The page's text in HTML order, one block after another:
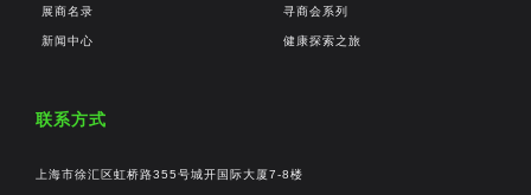
展商名录
新闻中心
寻商会系列
健康探索之旅
联系方式
上海市徐汇区虹桥路355号城开国际大厦7-8楼